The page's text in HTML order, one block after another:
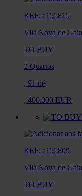
REF: a155815
Vila Nova de Gaia
TO BUY
2 Quartos
, 91 m²
, 400.000 EUR
REF: a155809
Vila Nova de Gaia
TO BUY